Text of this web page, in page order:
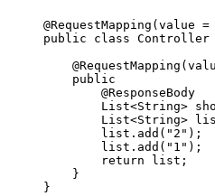
@RequestMapping(value
public class Controller
    public
        @ResponseBody
List<String>
List<String>
        list.add("2");
        list.add("1");
        return list;
    }
}